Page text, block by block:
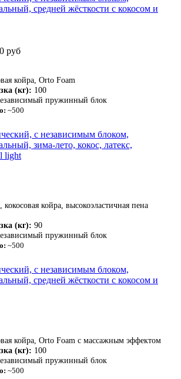
руб
койра, Orto Foam
(кг): 100
пружинный блок
~500
кокосовая койра, высокоэластичная пена
(кг): 90
пружинный блок
~500
койра, Orto Foam с массажным эффектом
(кг): 100
пружинный блок
~500